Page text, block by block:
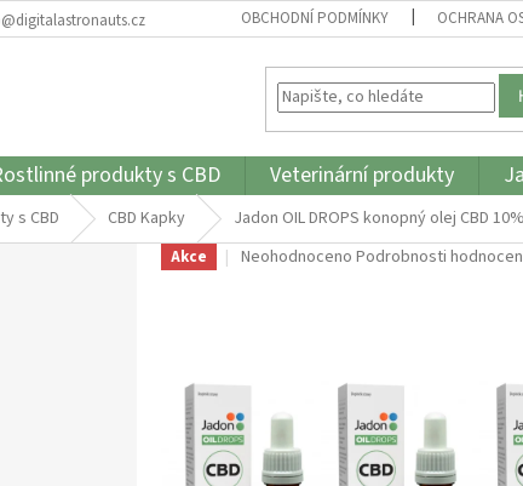
OBCHODNÍ PODMÍNKY OCHRANA
produkty s CBD Veterinární produkty
s CBD CBD Kapky Jadon OIL DROPS konopný olej CBD
Akce
Průměrné
hvězdiček.
Neohodnoceno Podrobnosti